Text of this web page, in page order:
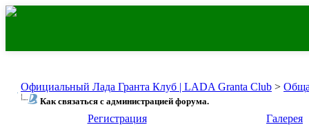
Официальный Лада Гранта Клуб | LADA Granta Club >
Как связаться с администрацией форума.
Регистрация Галерея